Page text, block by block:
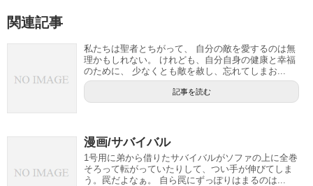
関連記事
私たちは聖者とちがって、 自分の敵を愛するのは無
理かもしれない。 けれども、自分自身の健康と幸福
のために、 少なくとも敵を赦し、忘れてしまお...
記事を読む
漫画/サバイバル
1号用に弟から借りたサバイバルがソファの上に全巻
そろって転がっていたりして、つい手が伸びてしま
う。罠だよなぁ。 自ら罠にずっぽりはまるのは...